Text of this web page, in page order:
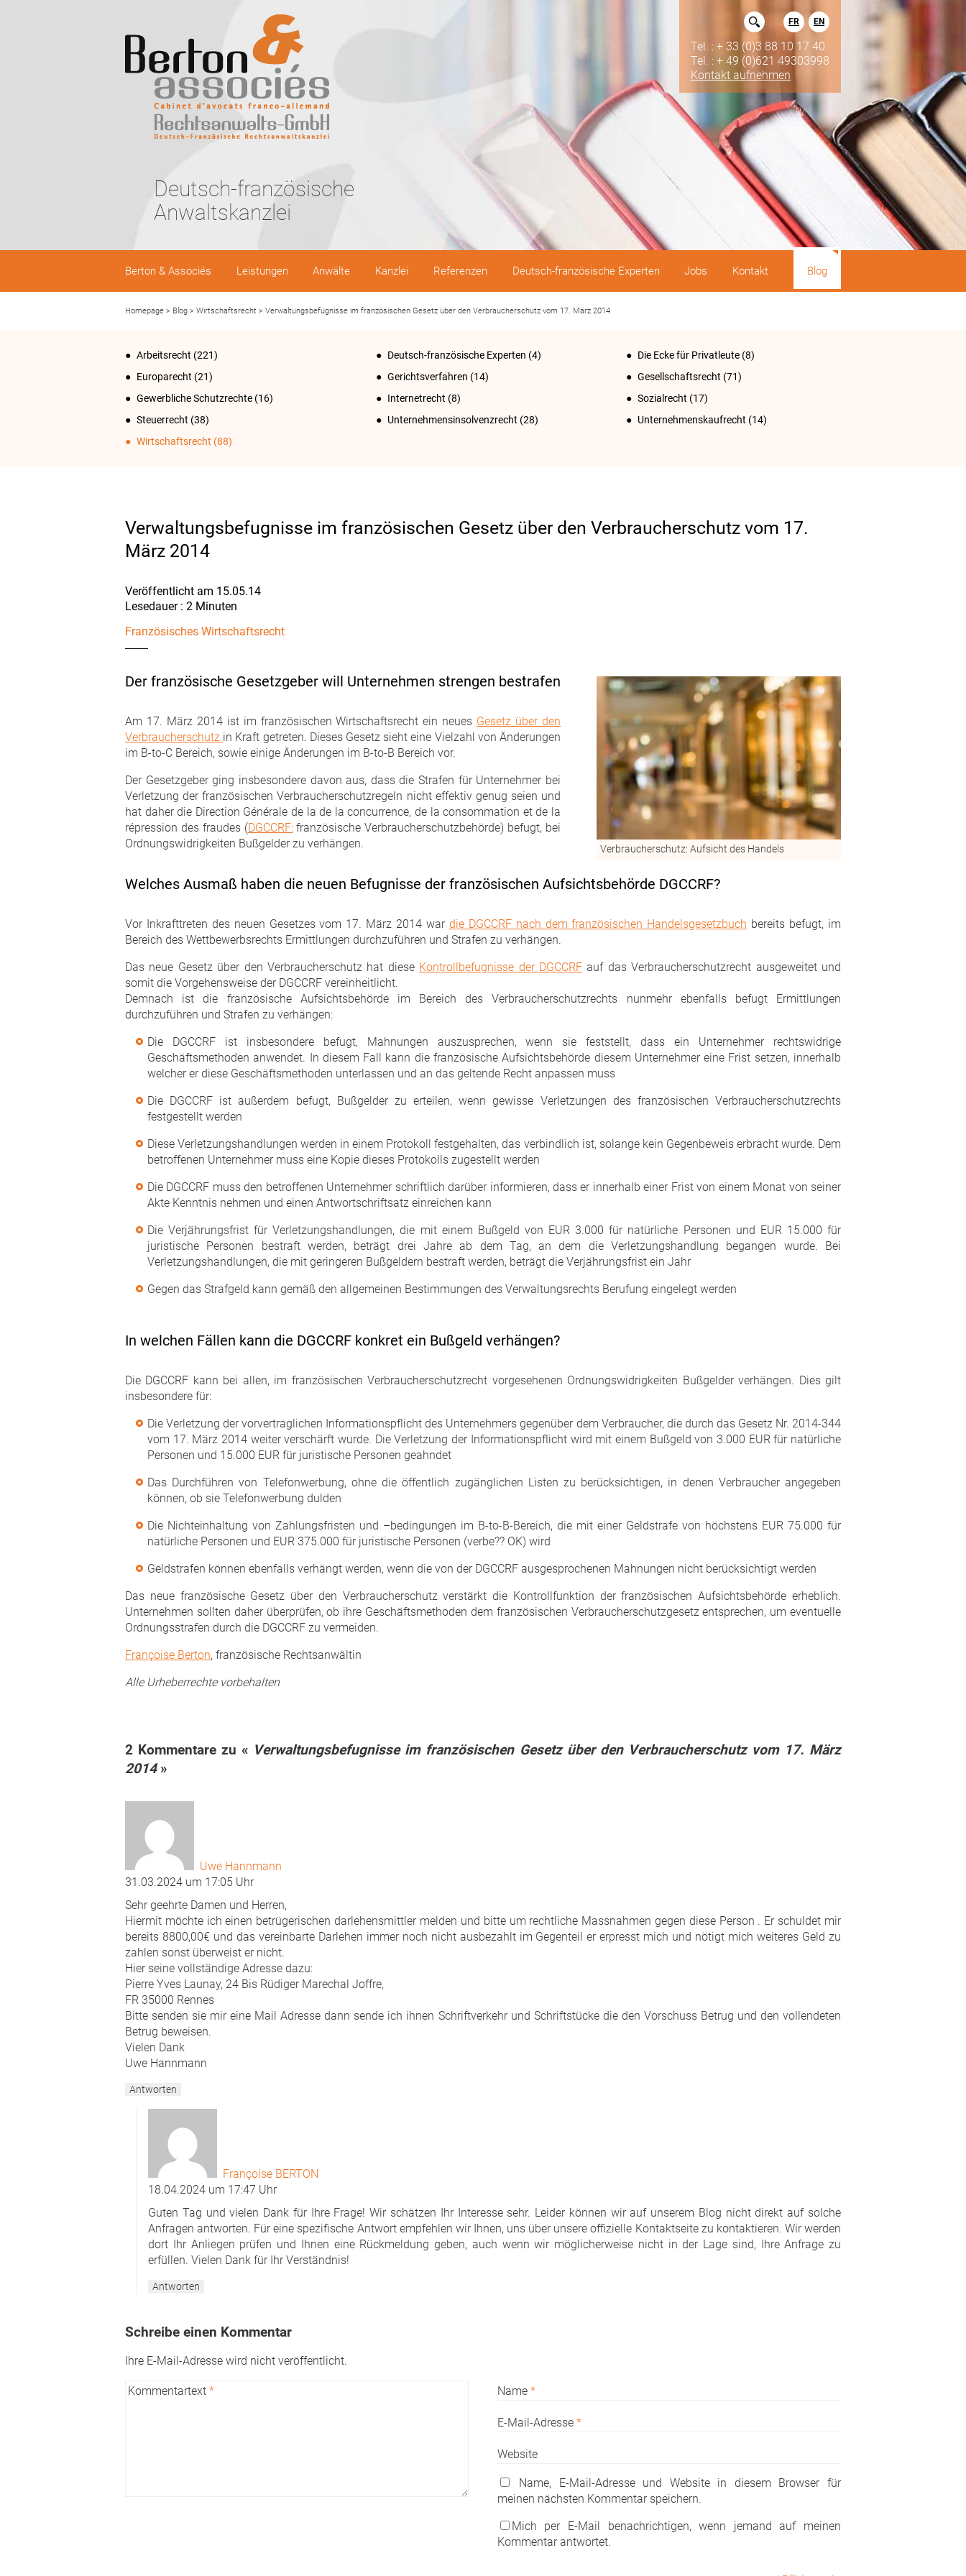
EN
FR
Tel. : + 33 (0)3 88 10 17 40
Tel. : + 49 (0)621 49303998
Kontakt aufnehmen
Deutsch-französische
Anwaltskanzlei
Berton & Associés Leistungen Anwälte Kanzlei Referenzen Deutsch-französische Experten Jobs Kontakt Blog
Homepage > Blog > Wirtschaftsrecht > Verwaltungsbefugnisse im französischen Gesetz über den Verbraucherschutz vom 17. März 2014
Arbeitsrecht (221) Deutsch-französische Experten (4) Die Ecke für Privatleute (8)
Europarecht (21) Gerichtsverfahren (14) Gesellschaftsrecht (71)
Gewerbliche Schutzrechte (16) Internetrecht (8) Sozialrecht (17)
Steuerrecht (38) Unternehmensinsolvenzrecht (28) Unternehmenskaufrecht (14)
Wirtschaftsrecht (88)
Verwaltungsbefugnisse im französischen Gesetz über den Verbraucherschutz vom 17.
März 2014
Veröffentlicht am 15.05.14
Französisches Wirtschaftsrecht
Verbraucherschutz: Aufsicht des Handels
Der französische Gesetzgeber will Unternehmen strengen bestrafen
Am 17. März 2014 ist im französischen Wirtschaftsrecht ein neues Gesetz über den
Verbraucherschutz in Kraft getreten. Dieses Gesetz sieht eine Vielzahl von Änderungen
im B-to-C Bereich, sowie einige Änderungen im B-to-B Bereich vor.
Der Gesetzgeber ging insbesondere davon aus, dass die Strafen für Unternehmer bei
Verletzung der französischen Verbraucherschutzregeln nicht effektiv genug seien und
hat daher die Direction Générale de la de la concurrence, de la consommation et de la
répression des fraudes (DGCCRF:französische Verbraucherschutzbehörde) befugt, bei
Ordnungswidrigkeiten Bußgelder zu verhängen.
Welches Ausmaß haben die neuen Befugnisse der französischen Aufsichtsbehörde DGCCRF?
Vor Inkrafttreten des neuen Gesetzes vom 17. März 2014 war die DGCCRF nach dem französischen Handelsgesetzbuch bereits befugt, im
Bereich des Wettbewerbsrechts Ermittlungen durchzuführen und Strafen zu verhängen.
Das neue Gesetz über den Verbraucherschutz hat diese Kontrollbefugnisse der DGCCRF auf das Verbraucherschutzrecht ausgeweitet und
somit die Vorgehensweise der DGCCRF vereinheitlicht.
Demnach ist die französische Aufsichtsbehörde im Bereich des Verbraucherschutzrechts nunmehr ebenfalls befugt Ermittlungen
durchzuführen und Strafen zu verhängen:
Die DGCCRF ist insbesondere befugt, Mahnungen auszusprechen, wenn sie feststellt, dass ein Unternehmer rechtswidrige
Geschäftsmethoden anwendet. In diesem Fall kann die französische Aufsichtsbehörde diesem Unternehmer eine Frist setzen, innerhalb
welcher er diese Geschäftsmethoden unterlassen und an das geltende Recht anpassen muss
Die DGCCRF ist außerdem befugt, Bußgelder zu erteilen, wenn gewisse Verletzungen des französischen Verbraucherschutzrechts
festgestellt werden
Diese Verletzungshandlungen werden in einem Protokoll festgehalten, das verbindlich ist, solange kein Gegenbeweis erbracht wurde. Dem
betroffenen Unternehmer muss eine Kopie dieses Protokolls zugestellt werden
Die DGCCRF muss den betroffenen Unternehmer schriftlich darüber informieren, dass er innerhalb einer Frist von einem Monat von seiner
Akte Kenntnis nehmen und einen Antwortschriftsatz einreichen kann
Die Verjährungsfrist für Verletzungshandlungen, die mit einem Bußgeld von EUR 3.000 für natürliche Personen und EUR 15.000 für
juristische Personen bestraft werden, beträgt drei Jahre ab dem Tag, an dem die Verletzungshandlung begangen wurde. Bei
Verletzungshandlungen, die mit geringeren Bußgeldern bestraft werden, beträgt die Verjährungsfrist ein Jahr
Gegen das Strafgeld kann gemäß den allgemeinen Bestimmungen des Verwaltungsrechts Berufung eingelegt werden
In welchen Fällen kann die DGCCRF konkret ein Bußgeld verhängen?
Die DGCCRF kann bei allen, im französischen Verbraucherschutzrecht vorgesehenen Ordnungswidrigkeiten Bußgelder verhängen. Dies gilt
insbesondere für:
Die Verletzung der vorvertraglichen Informationspflicht des Unternehmers gegenüber dem Verbraucher, die durch das Gesetz Nr. 2014-344
vom 17. März 2014 weiter verschärft wurde. Die Verletzung der Informationspflicht wird mit einem Bußgeld von 3.000 EUR für natürliche
Personen und 15.000 EUR für juristische Personen geahndet
Das Durchführen von Telefonwerbung, ohne die öffentlich zugänglichen Listen zu berücksichtigen, in denen Verbraucher angegeben
können, ob sie Telefonwerbung dulden
Die Nichteinhaltung von Zahlungsfristen und –bedingungen im B-to-B-Bereich, die mit einer Geldstrafe von höchstens EUR 75.000 für
natürliche Personen und EUR 375.000 für juristische Personen (verbe?? OK) wird
Geldstrafen können ebenfalls verhängt werden, wenn die von der DGCCRF ausgesprochenen Mahnungen nicht berücksichtigt werden
Das neue französische Gesetz über den Verbraucherschutz verstärkt die Kontrollfunktion der französischen Aufsichtsbehörde erheblich.
Unternehmen sollten daher überprüfen, ob ihre Geschäftsmethoden dem französischen Verbraucherschutzgesetz entsprechen, um eventuelle
Ordnungsstrafen durch die DGCCRF zu vermeiden.
Françoise Berton, französische Rechtsanwältin
Alle Urheberrechte vorbehalten
2 Kommentare zu « Verwaltungsbefugnisse im französischen Gesetz über den Verbraucherschutz vom 17. März
2014»
Uwe Hannmann
31.03.2024 um 17:05 Uhr
Sehr geehrte Damen und Herren,
Hiermit möchte ich einen betrügerischen darlehensmittler melden und bitte um rechtliche Massnahmen gegen diese Person . Er schuldet mir
bereits 8800,00€ und das vereinbarte Darlehen immer noch nicht ausbezahlt im Gegenteil er erpresst mich und nötigt mich weiteres Geld zu
zahlen sonst überweist er nicht.
Hier seine vollständige Adresse dazu:
Pierre Yves Launay, 24 Bis Rüdiger Marechal Joffre,
FR 35000 Rennes
Bitte senden sie mir eine Mail Adresse dann sende ich ihnen Schriftverkehr und Schriftstücke die den Vorschuss Betrug und den vollendeten
Betrug beweisen.
Vielen Dank
Uwe Hannmann
Antworten
Françoise BERTON
18.04.2024 um 17:47 Uhr
Guten Tag und vielen Dank für Ihre Frage! Wir schätzen Ihr Interesse sehr. Leider können wir auf unserem Blog nicht direkt auf solche
Anfragen antworten. Für eine spezifische Antwort empfehlen wir Ihnen, uns über unsere offizielle Kontaktseite zu kontaktieren. Wir werden
dort Ihr Anliegen prüfen und Ihnen eine Rückmeldung geben, auch wenn wir möglicherweise nicht in der Lage sind, Ihre Anfrage zu
erfüllen. Vielen Dank für Ihr Verständnis!
Antworten
Schreibe einen Kommentar
Ihre E-Mail-Adresse wird nicht veröffentlicht.
Kommentartext * Name *
E-Mail-Adresse *
Website
Name, E-Mail-Adresse und Website in diesem Browser für
meinen nächsten Kommentar speichern.
Mich per E-Mail benachrichtigen, wenn jemand auf meinen
Kommentar antwortet.